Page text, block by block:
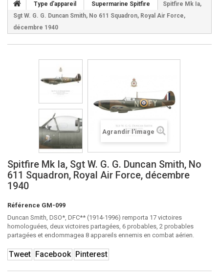
Type d'appareil Supermarine Spitfire
Spitfire Mk Ia,
Sgt W. G. G. Duncan Smith, No 611 Squadron, Royal Air Force,
décembre 1940
Agrandir l'image
Spitfire Mk Ia, Sgt W. G. G. Duncan Smith, No
611 Squadron, Royal Air Force, décembre
1940
Référence GM-099
Duncan Smith, DSO*, DFC** (1914-1996) remporta 17 victoires
homologuées, deux victoires partagées, 6 probables, 2 probables
partagées et endommagea 8 appareils ennemis en combat aérien.
Tweet Facebook Pinterest